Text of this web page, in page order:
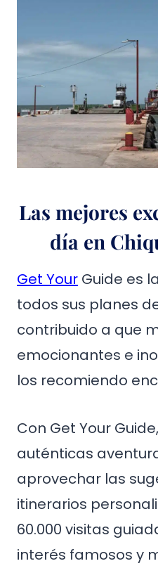
Las mejores
día en
Get Your Guide es
todos sus planes
contribuido a que
emocionantes e
los recomiendo
Con Get Your
auténticas
aprovechar las
itinerarios
60.000 visitas
interés famosos y